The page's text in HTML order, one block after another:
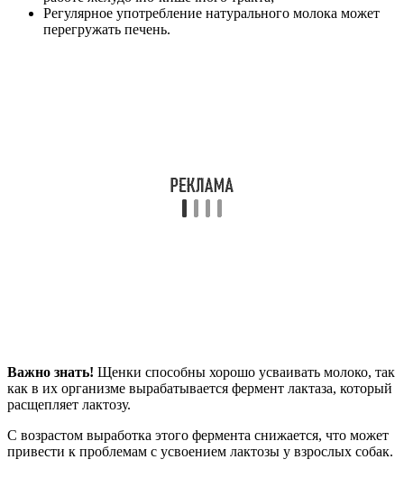
Регулярное употребление натурального молока может
перегружать печень.
Важно знать! Щенки способны хорошо усваивать молоко, так
как в их организме вырабатывается фермент лактаза, который
расщепляет лактозу.
С возрастом выработка этого фермента снижается, что может
привести к проблемам с усвоением лактозы у взрослых собак.